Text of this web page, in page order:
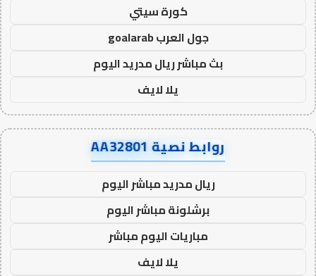
كورة سيتي
جول العرب goalarab
بث مباشر ريال مدريد اليوم
يلا لايف
روابط نصية AA32801
ريال مدريد مباشر اليوم
برشلونة مباشر اليوم
مباريات اليوم مباشر
يلا لايف